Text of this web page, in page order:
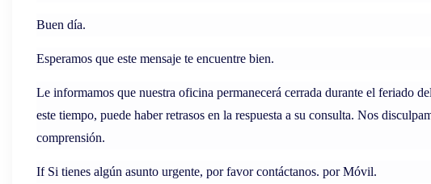
Buen día.
Esperamos que este mensaje te encuentre bien.
Le informamos que nuestra oficina permanecerá cerrada durante el feriado
este tiempo, puede haber retrasos en la respuesta asu consulta. Nos
comprensión.
If Si tienes algún asunto urgente, por favor contáctanos. por Móvil.